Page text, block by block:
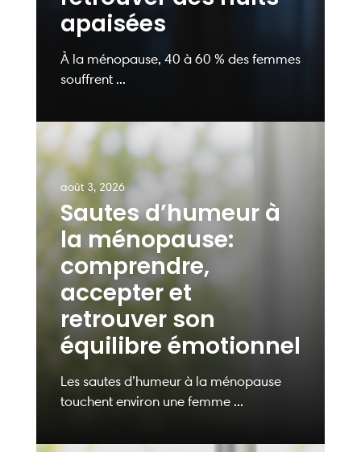
apaisées
À la ménopause, 40 à 60 % des femmes
souffrent ...
août 3, 2026
Sautes d’humeur à
la ménopause:
comprendre,
accepter et
retrouver son
équilibre émotionnel
Les sautes d’humeur à la ménopause
touchent environ une femme ...